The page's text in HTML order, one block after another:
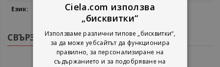
Български
СВЪРЗАНИ ПРОДУКТИ
Ciela.com използва
„бисквитки“
Използваме различни типове „бисквитки“,
за да може уебсайтът да функционира
правилно, за персонализиране на
съдържанието и за подобряване на